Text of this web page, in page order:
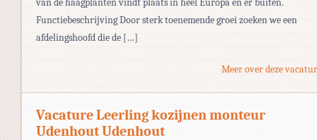
Functiebeschrijving Door sterk toenemende groei zoeken we een
afdelingshoofd die de […]
Meer over deze
Vacature Leerling kozijnen monteur
Udenhout Udenhout